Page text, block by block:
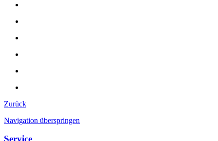
Zurück
Navigation überspringen